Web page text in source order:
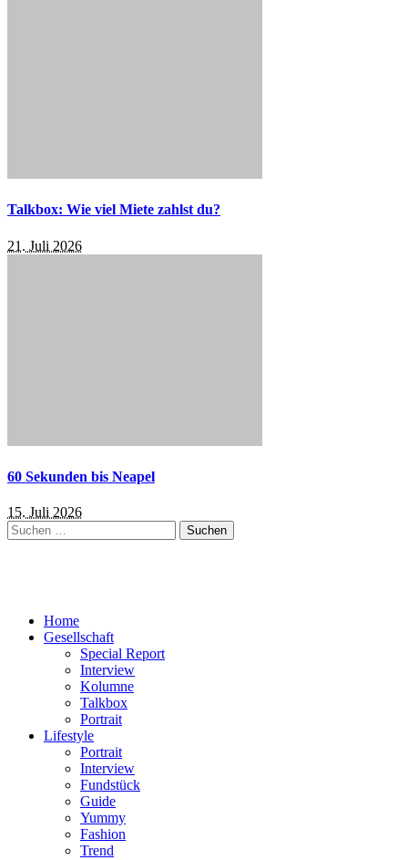
Talkbox: Wie viel Miete zahlst du?
21. Juli 2026
60 Sekunden bis Neapel
15. Juli 2026
Suchen
nach:
Home
Gesellschaft
Special Report
Interview
Kolumne
Talkbox
Portrait
Lifestyle
Portrait
Interview
Fundstück
Guide
Yummy
Fashion
Trend